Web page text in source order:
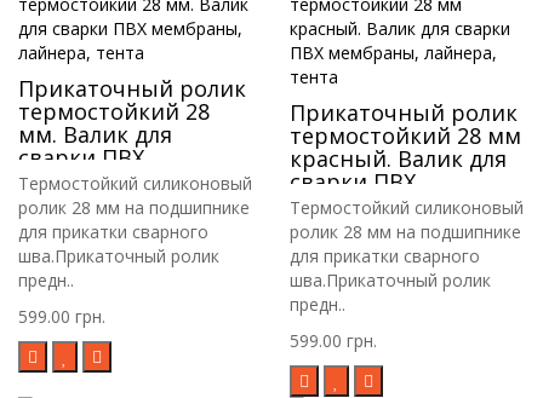
Прикаточный ролик
термостойкий 28
мм. Валик для
сварки ПВХ
мембраны, лайнера,
тента
Термостойкий силиконовый
ролик 28 мм на подшипнике
для прикатки сварного
шва.Прикаточный ролик
предн..
599.00 грн.
Прикаточный ролик
термостойкий 28 мм
красный. Валик для
сварки ПВХ
мембраны, лайнера,
тента
Термостойкий силиконовый
ролик 28 мм на подшипнике
для прикатки сварного
шва.Прикаточный ролик
предн..
599.00 грн.